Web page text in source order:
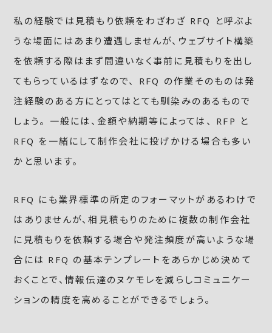
私の経験では見積もり依頼をわざわざ RFQ と呼ぶよ
うな場面にはあまり遭遇しませんが、ウェブサイト構築
を依頼する際はまず間違いなく事前に見積もりを出し
てもらっているはずなので、 RFQ の作業そのものは発
注経験のある方にとってはとても馴染みのあるもので
しょう。 一般には、金額や納期等によっては、 RFP と
RFQ を一緒にして制作会社に投げかける場合も多い
かと思います。
RFQ にも業界標準の所定のフォーマットがあるわけで
はありませんが、相見積もりのために複数の制作会社
に見積もりを依頼する場合や発注頻度が高いような場
合には RFQ の基本テンプレートをあらかじめ決めて
おくことで、情報伝達のヌケモレを減らしコミュニケー
ションの精度を高めることができるでしょう。